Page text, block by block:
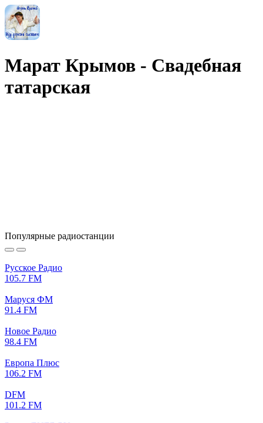
Марат Крымов - Свадебная
татарская
Популярные радиостанции
Русское Радио
105.7 FM
Маруся ФМ
91.4 FM
Новое Радио
98.4 FM
Европа Плюс
106.2 FM
DFM
101.2 FM